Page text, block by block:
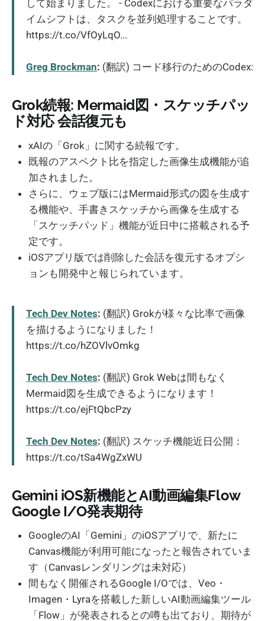
して始まりました。 - Codexにおける重要なパラダ
イムシフトは、タスクを並列処理することです。
https://t.co/VfOyLqO...
Greg Brockman: (翻訳) コード移行のためのCodex:
Grok続報: Mermaid図・スケッチパッ
ド対応 会話復元も
xAIの「Grok」に関する続報です。
既報のアスペクト比を指定した画像生成機能が追
加されました。
さらに、ウェブ版にはMermaid形式の図を生成す
る機能や、手書きスケッチから画像を生成する
「スケッチパッド」機能が近日中に搭載される予
定です。
iOSアプリ版では削除した会話を復元するオプシ
ョンも開発中と報じられています。
Tech Dev Notes: (翻訳) Grokが様々な比率で画像
を描けるようになりました！
https://t.co/hZOVlvOmkg
Tech Dev Notes: (翻訳) Grok Webは間もなく
Mermaid図を生成できるようになります！
https://t.co/ejFtQbcPzy
Tech Dev Notes: (翻訳) スケッチ機能近日公開：
https://t.co/tSa4WgZxWU
Gemini iOS新機能とAI動画編集Flow
Google I/O発表期待
GoogleのAI「Gemini」のiOSアプリで、新たに
Canvas機能が利用可能になったと報告されていま
す（Canvasレンダリングは未対応）
間もなく開催されるGoogle I/Oでは、Veo・
Imagen・Lyraを搭載した新しいAI動画編集ツール
「Flow」が発表されるとの噂も出ており、期待が